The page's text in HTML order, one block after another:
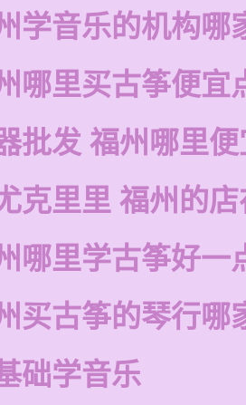
学音乐的机构哪
哪里买古筝便宜
批发 福州哪里
克里里 福州的
哪里学古筝好一
买古筝的琴行哪
础学音乐